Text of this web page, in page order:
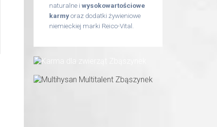
naturalne i wysokowartościowe
karmyoraz dodatki żywieniowe
niemieckiej marki Reico-Vital.